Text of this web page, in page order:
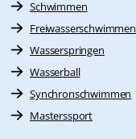
Schwimmen
Freiwasserschwimmen
Wasserspringen
Wasserball
Synchronschwimmen
Masterssport